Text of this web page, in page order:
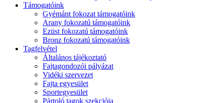
Támogatóink
Gyémánt fokozat támogatóink
Arany fokozatú támogatóink
Ezüst fokozatú támogatóink
Bronz fokozatú támogatóink
Tagfelvétel
Általános tájékoztató
Fajtagondozói pályázat
Vidéki szervezet
Fajta egyesület
Sportegyesület
Pártoló tagok szekciója